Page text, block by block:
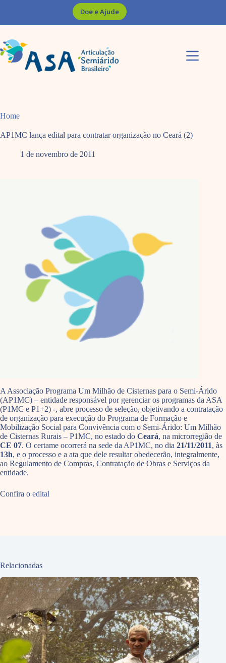
Doe e Ajude
Home
AP1MC lança edital para contratar organização no Ceará (2)
1 de novembro de 2011
A Associação Programa Um Milhão de Cisternas para o Semi-Árido
(AP1MC) – entidade responsável por gerenciar os programas da ASA
(P1MC e P1+2) -, abre processo de seleção, objetivando a contratação
de organização para execução do Programa de Formação e
Mobilização Social para Convivência com o Semi-Árido: Um Milhão
de Cisternas Rurais – P1MC, no estado do Ceará, na microrregião de
CE 07. O certame ocorrerá na sede da AP1MC, no dia 21/11/2011, às
13h, e o processo e a ata que dele resultar obedecerão, integralmente,
ao Regulamento de Compras, Contratação de Obras e Serviços da
entidade.
Confira o edital
Relacionadas